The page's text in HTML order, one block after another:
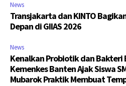
News
Transjakarta dan KINTO
Depan di GIIAS 2026
News
Kenalkan Probiotik dan Bakteri
Kemenkes Banten Ajak Siswa
Mubarok Praktik Membuat